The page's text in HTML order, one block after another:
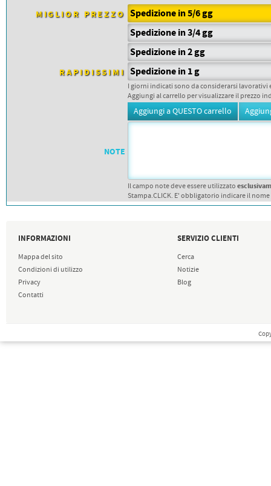
DORSALI TARGHE
MIGLIOR PREZZO Spedizione in 5/6 gg
Spedizione in 3/4 gg
Spedizione in 2 gg
RAPIDISSIMI Spedizione in 1 g
I giorni indicati sono da considerarsi
Aggiungi al carrello per visualizzare il prezzo
NOTE
Il campo note deve essere utilizzato
Stampa.CLICK. E' obbligatorio indicare il
INFORMAZIONI
Mappa del sito
Condizioni di utilizzo
Privacy
Contatti
SERVIZIO CLIENTI
Cerca
Notizie
Blog